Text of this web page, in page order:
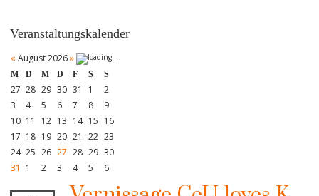
Veranstaltungskalender
« August 2026»
M D M D F S S
27 28 29 30 31 1
2
3
4 5 6 7 8
9
10 11 12 13 14 15 16
17 18 19 20 21 22 23
24 25 26 27 28 29 30
31
1 2 3 4 5 6